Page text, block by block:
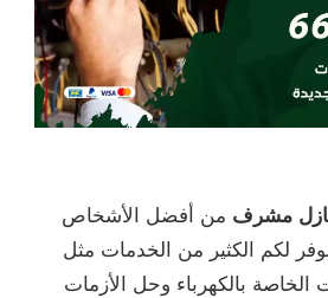
مشرف من أفضل الأشخاص
لكم الكثير من الخدمات مثل
الخاصة بالكهرباء وحل الأزمات